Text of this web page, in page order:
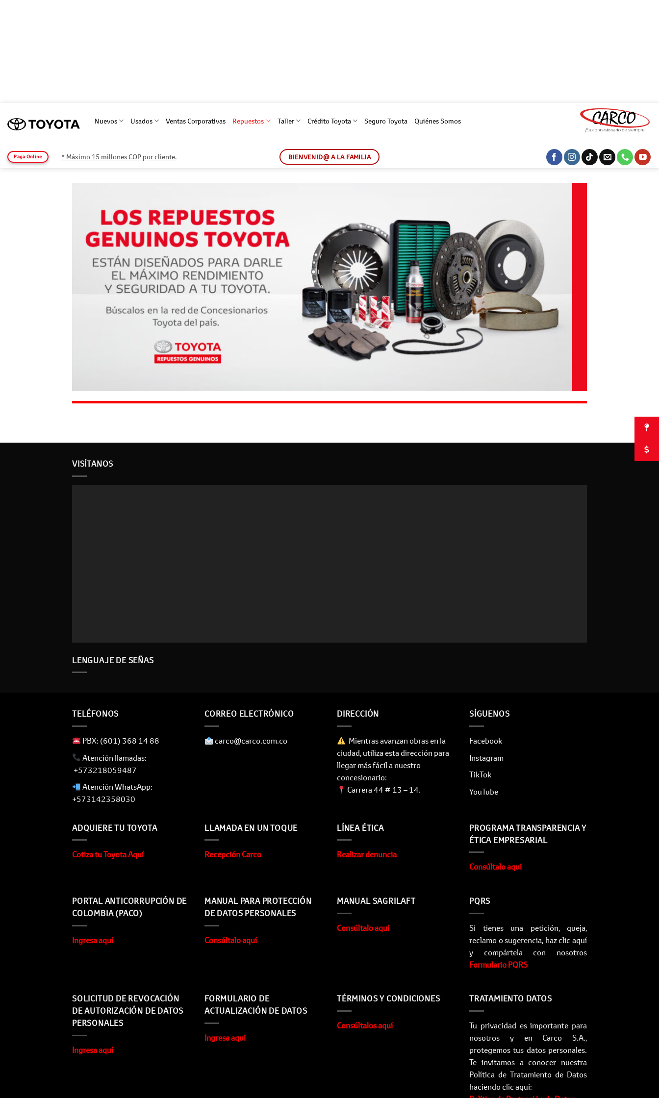
contenido
Nuevos Usados Ventas Corporativas Repuestos Taller Crédito Toyota Seguro Toyota Quiénes Somos
Paga Online * Máximo 15 millones COP por cliente. BIENVENID@ A LA FAMILIA
VISÍTANOS
LENGUAJE DE SEÑAS
TELÉFONOS
​ PBX: (601) 368 14 88
​ Atención llamadas:
+573218059487
​ Atención WhatsApp:
+573142358030
CORREO ELECTRÓNICO
​ carco@carco.com.co
DIRECCIÓN
Mientras avanzan obras en la
ciudad, utiliza esta dirección para
llegar más fácil a nuestro
concesionario:
Carrera 44 # 13 – 14.
SÍGUENOS
Facebook
Instagram
TikTok
YouTube
ADQUIERE TU TOYOTA
Cotiza tu Toyota Aquí
LLAMADA EN UN TOQUE
Recepción Carco
LÍNEA ÉTICA
Realizar denuncia
PROGRAMA TRANSPARENCIA Y
ÉTICA EMPRESARIAL
Consúltalo aquí
PORTAL ANTICORRUPCIÓN DE
COLOMBIA (PACO)
Ingresa aquí
MANUAL PARA PROTECCIÓN
DE DATOS PERSONALES
Consúltalo aquí
MANUAL SAGRILAFT
Consúltalo aquí
PQRS
Si tienes una petición, queja,
reclamo o sugerencia, haz clic aquí
y compártela con nosotros
Formulario PQRS
SOLICITUD DE REVOCACIÓN
DE AUTORIZACIÓN DE DATOS
PERSONALES
Ingresa aquí
FORMULARIO DE
ACTUALIZACIÓN DE DATOS
Ingresa aquí
TÉRMINOS Y CONDICIONES
Consúltalos aquí
TRATAMIENTO DATOS
Tu privacidad es importante para
nosotros y en Carco S.A.,
protegemos tus datos personales.
Te invitamos a conocer nuestra
Política de Tratamiento de Datos
haciendo clic aquí: